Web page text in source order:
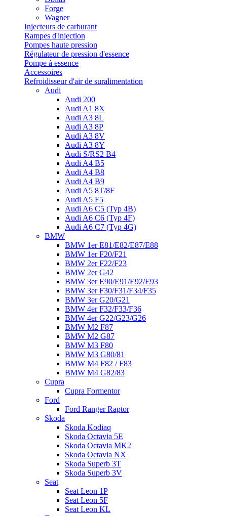
Forge
Wagner
Injecteurs de carburant
Rampes d'injection
Pompes haute pression
Régulateur de pression d'essence
Pompe à essence
Accessoires
Refroidisseur d'air de suralimentation
Audi
Audi 200
Audi A1 8X
Audi A3 8L
Audi A3 8P
Audi A3 8V
Audi A3 8Y
Audi S/RS2 B4
Audi A4 B5
Audi A4 B8
Audi A4 B9
Audi A5 8T/8F
Audi A5 F5
Audi A6 C5 (Typ 4B)
Audi A6 C6 (Typ 4F)
Audi A6 C7 (Typ 4G)
BMW
BMW 1er E81/E82/E87/E88
BMW 1er F20/F21
BMW 2er F22/F23
BMW 2er G42
BMW 3er E90/E91/E92/E93
BMW 3er F30/F31/F34/F35
BMW 3er G20/G21
BMW 4er F32/F33/F36
BMW 4er G22/G23/G26
BMW M2 F87
BMW M2 G87
BMW M3 F80
BMW M3 G80/81
BMW M4 F82 / F83
BMW M4 G82/83
Cupra
Cupra Formentor
Ford
Ford Ranger Raptor
Skoda
Skoda Kodiaq
Skoda Octavia 5E
Skoda Octavia MK2
Skoda Octavia NX
Skoda Superb 3T
Skoda Superb 3V
Seat
Seat Leon 1P
Seat Leon 5F
Seat Leon KL